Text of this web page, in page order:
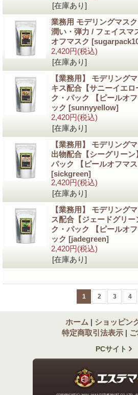
[在庫あり]
業務用 モデリングマス
潤い・弾力 / フェイスマ
オフマスク
2,420円(税込)
[在庫あり]
【業務用】 モデリング
キス配合【サニーイエ
ク・パック 【ピールオ
ック [sunnyyellow]
2,420円(税込)
[在庫あり]
【業務用】 モデリング
出物配合【シーグリーン
パック 【ピールオフマ
[sickgreen]
2,420円(税込)
[在庫あり]
【業務用】 モデリング
ス配合【ジェードグリ
ク・パック 【ピールオ
ック [jadegreen]
2,420円(税込)
[在庫あり]
1 2 3 4
ホーム | ショッピン
特定商取引法表示 |
PCサイト